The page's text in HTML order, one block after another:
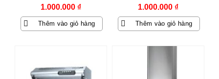
1.000.000 ₫
Thêm vào giỏ hàng
1.000.000 ₫
Thêm vào giỏ hàng